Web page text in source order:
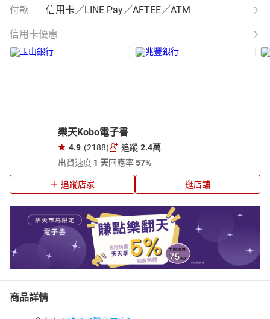
付款 信用卡／LINE Pay／AFTEE／ATM
信用卡優惠
樂天Kobo電子書
4.9 (2188) 追蹤 2.4萬
出貨速度 1 天回應率57%
追蹤店家 逛店舖
商品詳情